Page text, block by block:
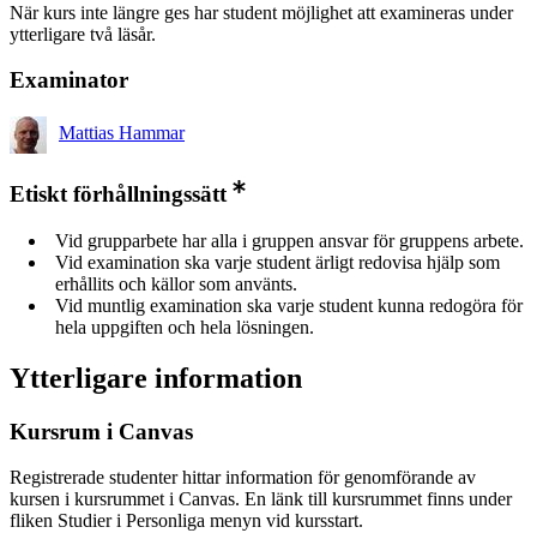
När kurs inte längre ges har student möjlighet att examineras under
ytterligare två läsår.
Examinator
Mattias Hammar
Etiskt förhållningssätt
Vid grupparbete har alla i gruppen ansvar för gruppens arbete.
Vid examination ska varje student ärligt redovisa hjälp som
erhållits och källor som använts.
Vid muntlig examination ska varje student kunna redogöra för
hela uppgiften och hela lösningen.
Ytterligare information
Kursrum i Canvas
Registrerade studenter hittar information för genomförande av
kursen i kursrummet i Canvas. En länk till kursrummet finns under
fliken Studier i Personliga menyn vid kursstart.